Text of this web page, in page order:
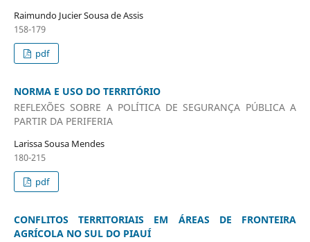
Raimundo Jucier Sousa de Assis
158-179
pdf
NORMA E USO DO TERRITÓRIO
REFLEXÕES SOBRE A POLÍTICA DE SEGURANÇA PÚBLICA A
PARTIR DA PERIFERIA
Larissa Sousa Mendes
180-215
pdf
CONFLITOS TERRITORIAIS EM ÁREAS DE FRONTEIRA
AGRÍCOLA NO SUL DO PIAUÍ